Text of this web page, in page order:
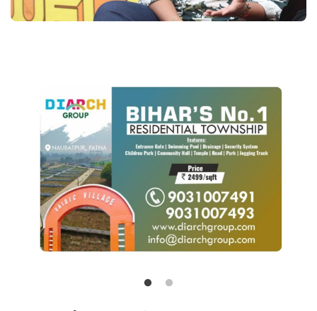
Social – Viral
Weather
Language
Hindi Urdu English